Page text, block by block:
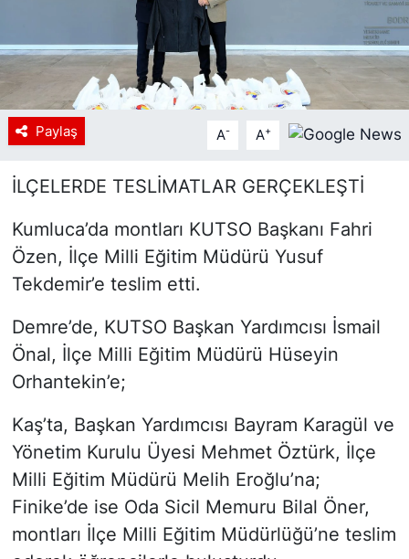
Paylaş A- A+
İLÇELERDE TESLİMATLAR GERÇEKLEŞTİ
Kumluca’da montları KUTSO Başkanı Fahri
Özen, İlçe Milli Eğitim Müdürü Yusuf
Tekdemir’e teslim etti.
Demre’de, KUTSO Başkan Yardımcısı İsmail
Önal, İlçe Milli Eğitim Müdürü Hüseyin
Orhantekin’e;
Kaş’ta, Başkan Yardımcısı Bayram Karagül ve
Yönetim Kurulu Üyesi Mehmet Öztürk, İlçe
Milli Eğitim Müdürü Melih Eroğlu’na;
Finike’de ise Oda Sicil Memuru Bilal Öner,
montları İlçe Milli Eğitim Müdürlüğü’ne teslim